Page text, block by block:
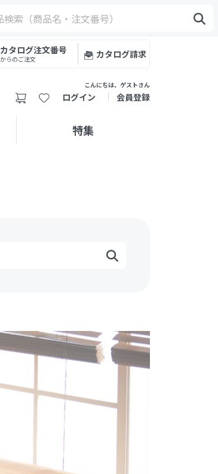
カタログ注文番号
からのご注文 カタログ請求
こんにちは、ゲストさん
ログイン 会員登録
特集